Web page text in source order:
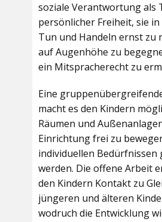
soziale Verantwortung als
persönlicher Freiheit, sie
Tun und Handeln ernst zu
auf Augenhöhe zu
ein Mitspracherecht zu
Eine
macht es den Kindern
Räumen und
Einrichtung frei zu
individuellen Bedürfnissen
werden. Die offene Arbeit
den Kindern Kontakt zu
jüngeren und älteren
wodruch die Entwicklung